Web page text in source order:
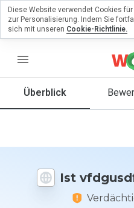
menu
Überblick
Ist
zu
Sie diese
auf einer
Skala von
1 bis 5
Diese Website verwendet Cookies
zur Personalisierung. Indem Sie
sich mit unseren Cookie-Richtlinie.